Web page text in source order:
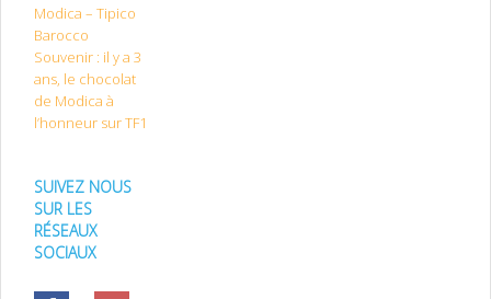
Modica – Tipico
Barocco
Souvenir : il y a 3
ans, le chocolat
de Modica à
l’honneur sur TF1
SUIVEZ NOUS
SUR LES
RÉSEAUX
SOCIAUX